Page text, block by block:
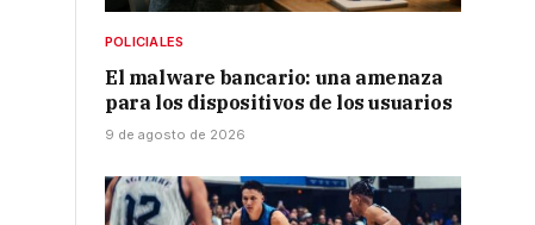
POLICIALES
El malware bancario: una amenaza
para los dispositivos de los usuarios
9 de agosto de 2026